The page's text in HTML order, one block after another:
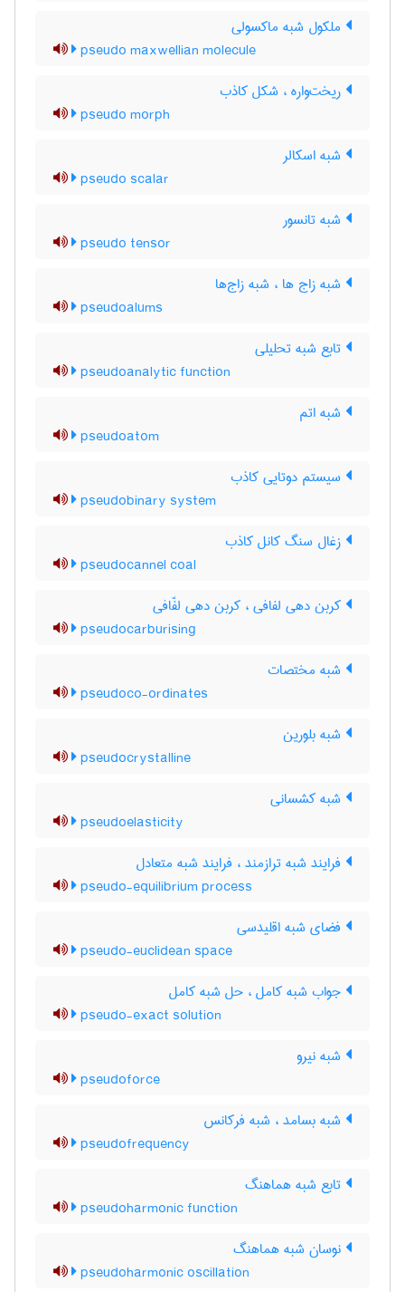
ملکول شبه ماکسولی
pseudo maxwellian molecule
ریخت‌واره ، شکل کاذب
pseudo morph
شبه اسکالر
pseudo scalar
شبه تانسور
pseudo tensor
شبه زاج ها ، شبه زاج‌ها
pseudoalums
تابع شبه تحلیلی
pseudoanalytic function
شبه اتم
pseudoatom
سیستم دوتایی کاذب
pseudobinary system
زغال سنگ کانل کاذب
pseudocannel coal
کربن دهی لفافی ، کربن دهی لفّافی
pseudocarburising
شبه مختصات
pseudoco-ordinates
شبه بلورین
pseudocrystalline
شبه کشسانی
pseudoelasticity
فرایند شبه ترازمند ، فرایند شبه متعادل
pseudo-equilibrium process
فضای شبه اقلیدسی
pseudo-euclidean space
جواب شبه کامل ، حل شبه کامل
pseudo-exact solution
شبه نیرو
pseudoforce
شبه بسامد ، شبه فرکانس
pseudofrequency
تابع شبه هماهنگ
pseudoharmonic function
نوسان شبه هماهنگ
pseudoharmonic oscillation